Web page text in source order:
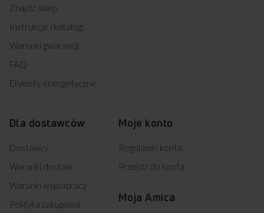
Znajdź sklep
Instrukcje i katalogi
Warunki gwarancji
FAQ
Etykiety energetyczne
Dla dostawców
Dostawcy
Warunki dostaw
Warunki współpracy
Polityka zakupowa
Moje konto
Regulamin konta
Przejdź do konta
Moja Amica